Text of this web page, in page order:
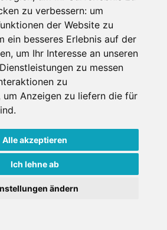
zu verbessern: um
der Website zu
ein besseres Erlebnis auf der
, um Ihr Interesse an unseren
zu messen
zu
um Anzeigen zu liefern die für
.
Alle akzeptieren
Ich lehne ab
ändern
Erwachsene
über 18 Jahre bei Mietantritt
Kinder
unter 18 Jahre bei Mietantritt